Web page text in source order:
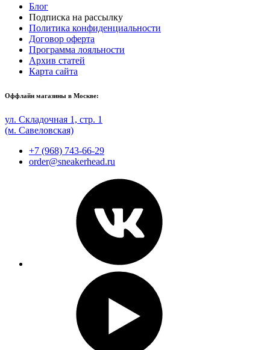
Блог
Подписка на рассылку
Политика конфиденциальности
Договор оферта
Программа лояльности
Архив статей
Карта сайта
Оффлайн магазины в Москве:
ул. Складочная 1, стр. 1
(м. Савеловская)
+7 (968) 743-66-29
order@sneakerhead.ru